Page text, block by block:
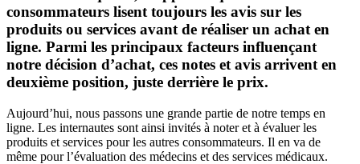
consommateurs lisent toujours les avis sur les
produits ou services avant de réaliser un achat en
ligne. Parmi les principaux facteurs influençant
notre décision d’achat, ces notes et avis arrivent en
deuxième position, juste derrière le prix.
Aujourd’hui, nous passons une grande partie de notre temps en
ligne. Les internautes sont ainsi invités à noter et à évaluer les
produits et services pour les autres consommateurs. Il en va de
même pour l’évaluation des médecins et des services médicaux.